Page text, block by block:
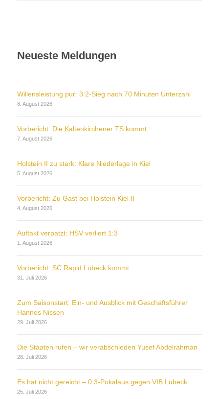
Neueste Meldungen
Willensleistung pur: 3:2-Sieg nach 70 Minuten Unterzahl
8. August 2026
Vorbericht: Die Kaltenkirchener TS kommt
7. August 2026
Holstein II zu stark: Klare Niederlage in Kiel
5. August 2026
Vorbericht: Zu Gast bei Holstein Kiel II
4. August 2026
Auftakt verpatzt: HSV verliert 1:3
1. August 2026
Vorbericht: SC Rapid Lübeck kommt
31. Juli 2026
Zum Saisonstart: Ein- und Ausblick mit Geschäftsführer
Hannes Nissen
29. Juli 2026
Die Staaten rufen – wir verabschieden Yusef Abdelrahman
28. Juli 2026
Es hat nicht gereicht – 0:3-Pokalaus gegen VfB Lübeck
25. Juli 2026